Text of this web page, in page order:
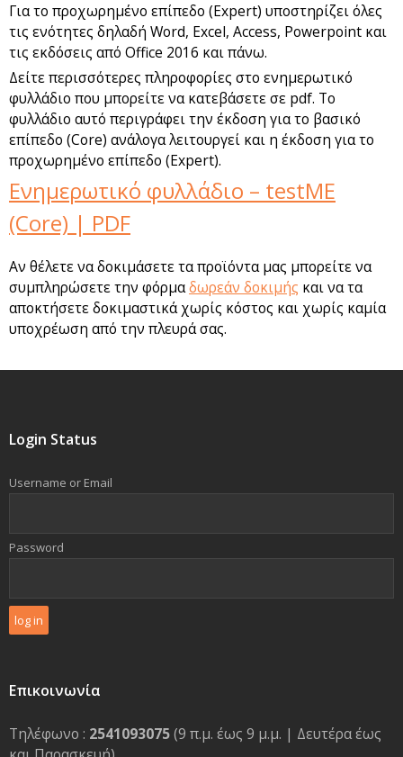
Για το προχωρημένο επίπεδο (Expert) υποστηρίζει όλες
τις ενότητες δηλαδή Word, Excel, Access, Powerpoint και
τις εκδόσεις από Office 2016 και πάνω.
Δείτε περισσότερες πληροφορίες στο ενημερωτικό
φυλλάδιο που μπορείτε να κατεβάσετε σε pdf. Το
φυλλάδιο αυτό περιγράφει την έκδοση για το βασικό
επίπεδο (Core) ανάλογα λειτουργεί και η έκδοση για το
προχωρημένο επίπεδο (Expert).
Ενημερωτικό φυλλάδιο – testME
(Core) | PDF
Αν θέλετε να δοκιμάσετε τα προϊόντα μας μπορείτε να
συμπληρώσετε την φόρμαδωρεάν δοκιμής και να τα
αποκτήσετε δοκιμαστικά χωρίς κόστος και χωρίς καμία
υποχρέωση από την πλευρά σας.
Login Status
Username or Email
Password
Επικοινωνία
Τηλέφωνο : 2541093075(9 π.μ. έως 9 μ.μ. | Δευτέρα έως